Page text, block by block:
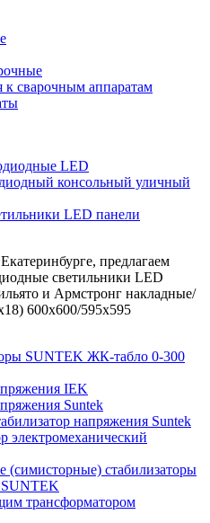
сварочным аппаратам
LED
консольный уличный
LED панели
предлагаем
светильники LED
и Армстронг накладные/
600х600/595x595
SUNTEK ЖК-табло 0-300
IEK
Suntek
напряжения Suntek
электромеханический
(симисторные) стабилизаторы
трансформатором